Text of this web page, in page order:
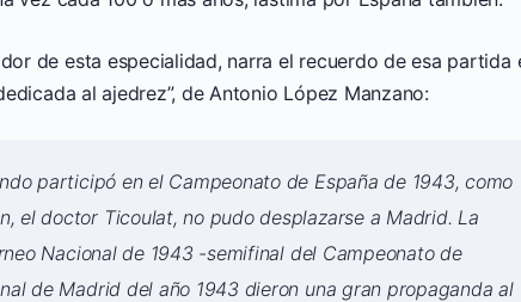
de esta especialidad, narra el recuerdo de esa partida
al ajedrez”, de Antonio López Manzano:
participó en el Campeonato de España de 1943, como
el doctor Ticoulat, no pudo desplazarse a Madrid. La
Nacional de 1943 -semifinal del Campeonato de
de Madrid del año 1943 dieron una gran propaganda al